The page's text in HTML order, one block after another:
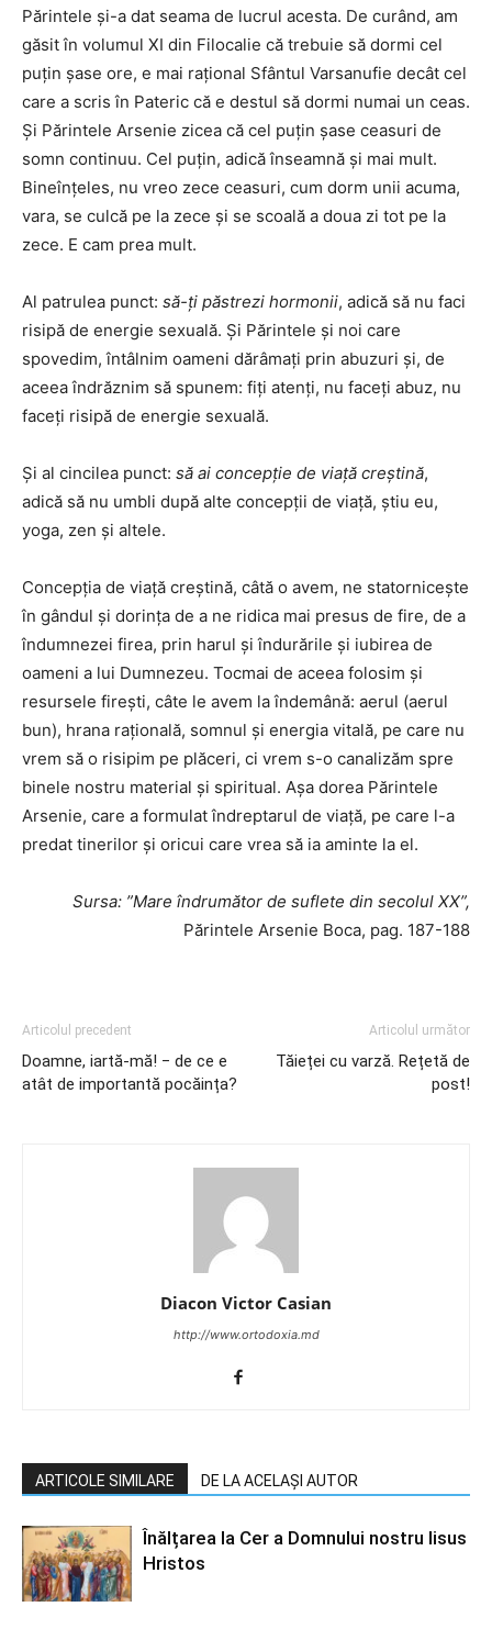
Părintele şi-a dat seama de lucrul acesta. De curând, am
găsit în volumul XI din Filocalie că trebuie să dormi cel
puţin şase ore, e mai raţional Sfântul Varsanufie decât cel
care a scris în Pateric că e destul să dormi numai un ceas.
Şi Părintele Arsenie zicea că cel puţin şase ceasuri de
somn continuu. Cel puţin, adică înseamnă şi mai mult.
Bineînţeles, nu vreo zece ceasuri, cum dorm unii acuma,
vara, se culcă pe la zece şi se scoală a doua zi tot pe la
zece. E cam prea mult.
Al patrulea punct: să-ţi păstrezi hormonii, adică să nu faci
risipă de energie sexuală. Şi Părintele şi noi care
spovedim, întâlnim oameni dărâmaţi prin abuzuri şi, de
aceea îndrăznim să spunem: fiţi atenţi, nu faceţi abuz, nu
faceţi risipă de energie sexuală.
Şi al cincilea punct: să ai concepţie de viaţă creştină,
adică să nu umbli după alte concepţii de viaţă, ştiu eu,
yoga, zen şi altele.
Concepţia de viaţă creştină, câtă o avem, ne statorniceşte
în gândul şi dorinţa de a ne ridica mai presus de fire, de a
îndumnezei firea, prin harul şi îndurările şi iubirea de
oameni a lui Dumnezeu. Tocmai de aceea folosim şi
resursele fireşti, câte le avem la îndemână: aerul (aerul
bun), hrana raţională, somnul şi energia vitală, pe care nu
vrem să o risipim pe plăceri, ci vrem s-o canalizăm spre
binele nostru material şi spiritual. Aşa dorea Părintele
Arsenie, care a formulat îndreptarul de viaţă, pe care l-a
predat tinerilor şi oricui care vrea să ia aminte la el.
Sursa: ”Mare îndrumător de suflete din secolul XX”,
Părintele Arsenie Boca, pag. 187-188
Articolul precedent
Doamne, iartă-mă! ‒ de ce e
atât de importantă pocăința?
Articolul următor
Tăieței cu varză. Rețetă de
post!
Diacon Victor Casian
http://www.ortodoxia.md
ARTICOLE SIMILARE DE LA ACELAȘI AUTOR
Înălțarea la Cer a Domnului nostru Iisus
Hristos